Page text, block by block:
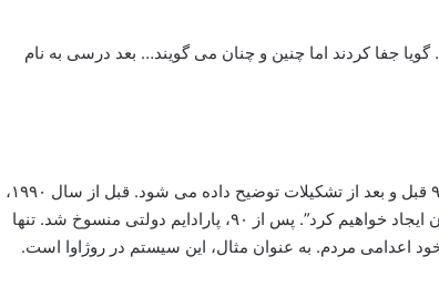
جفا کردند اما چنین و چنان می گویند… بعد درسی به نام
حقیقت آپو، زندگی آپو. در آموزش ایدئولوژیک، دهه ۹۰ قبل و بعد از تشکیلات توضیح داده می شود. قبل از سال ۱۹۹۰،
عبدالله اوجالان می گفت “ما یک دولت جدید کردستان ایجاد خواهیم کرد”. پس از ۹۰، پارادایم دولتی منسوخ شد. تنها
اعدامی مردم. به عنوان مثال، این سیستم در روژاوا است.